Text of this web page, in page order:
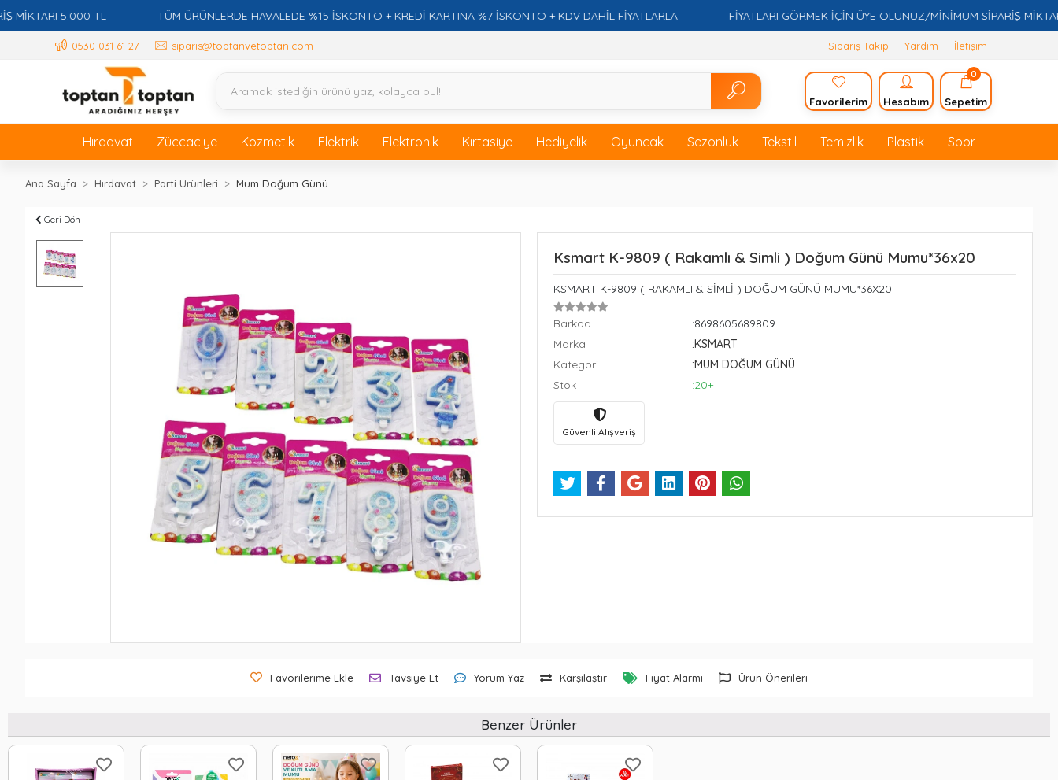
5.000 TL TÜM ÜRÜNLERDE HAVALEDE %15 İSKONTO + KREDİ KARTINA %7 İSKONTO + KDV DAHİL FİYATLARLA FİYATLARI GÖRMEK İÇİN ÜYE OLUNUZ/MİNİMUM SİPARİŞ MİKTARI
0530 031 61 27 siparis@toptanvetoptan.com Sipariş Takip Yardım İletişim
Favorilerim Hesabım
0
Sepetim
Hırdavat Züccaciye Kozmetik Elektrik Elektronik Kırtasiye Hediyelik Oyuncak Sezonluk Tekstil Temizlik Plastik Spor
Ana Sayfa Hırdavat Parti Ürünleri Mum Doğum Günü
Geri Dön
Ksmart K-9809 ( Rakamlı & Simli ) Doğum Günü Mumu*36x20
KSMART K-9809 ( RAKAMLI & SİMLİ ) DOĞUM GÜNÜ MUMU*36X20
Barkod
:8698605689809
Marka
:KSMART
Kategori
:MUM DOĞUM GÜNÜ
Stok
:20+
Güvenli Alışveriş
Favorilerime Ekle Tavsiye Et Yorum Yaz Karşılaştır Fiyat Alarmı Ürün Önerileri
Benzer Ürünler